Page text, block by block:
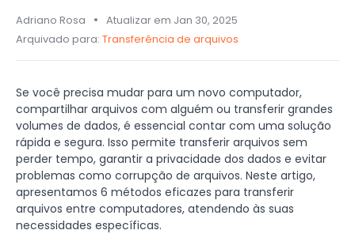
Adriano Rosa
Atualizar em Jan 30, 2025
Arquivado para: Transferência de arquivos
Se você precisa mudar para um novo computador,
compartilhar arquivos com alguém ou transferir grandes
volumes de dados, é essencial contar com uma solução
rápida e segura. Isso permite transferir arquivos sem
perder tempo, garantir a privacidade dos dados e evitar
problemas como corrupção de arquivos. Neste artigo,
apresentamos 6 métodos eficazes para transferir
arquivos entre computadores, atendendo às suas
necessidades específicas.